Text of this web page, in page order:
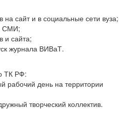
сайт и в социальные сети вуза;
СМИ;
и сайта;
журнала ВИВаТ.
ТК РФ:
рабочий день на территории
творческий коллектив.